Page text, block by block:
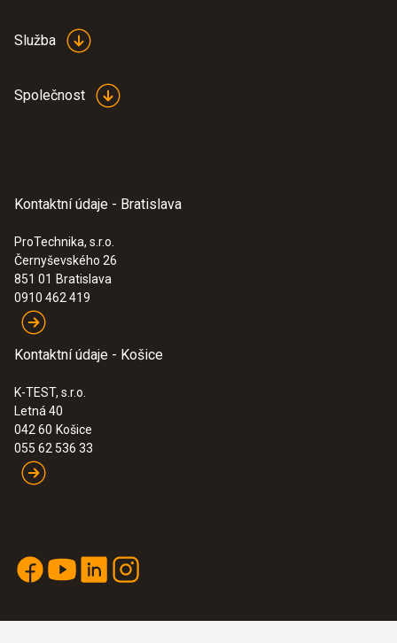
:0635 9640
Vrtuľková/teplotná sonda, Ø 25 mm,
násuvná
Služba
Společnost
Kontaktní údaje - Bratislava
ProTechnika, s.r.o.
Černyševského 26
851 01 Bratislava
0910 462 419
Kontaktní údaje - Košice
K-TEST, s.r.o.
Letná 40
042 60 Košice
055 62 536 33